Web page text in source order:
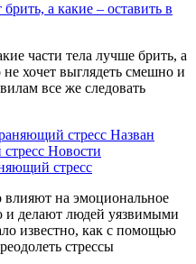
а какие – оставить в
части тела лучше брить, а
хочет выглядеть смешно и
все же следовать
Назван
Новости
стресс
влияют на эмоциональное
и делают людей уязвимыми
известно, как с помощью
стрессы